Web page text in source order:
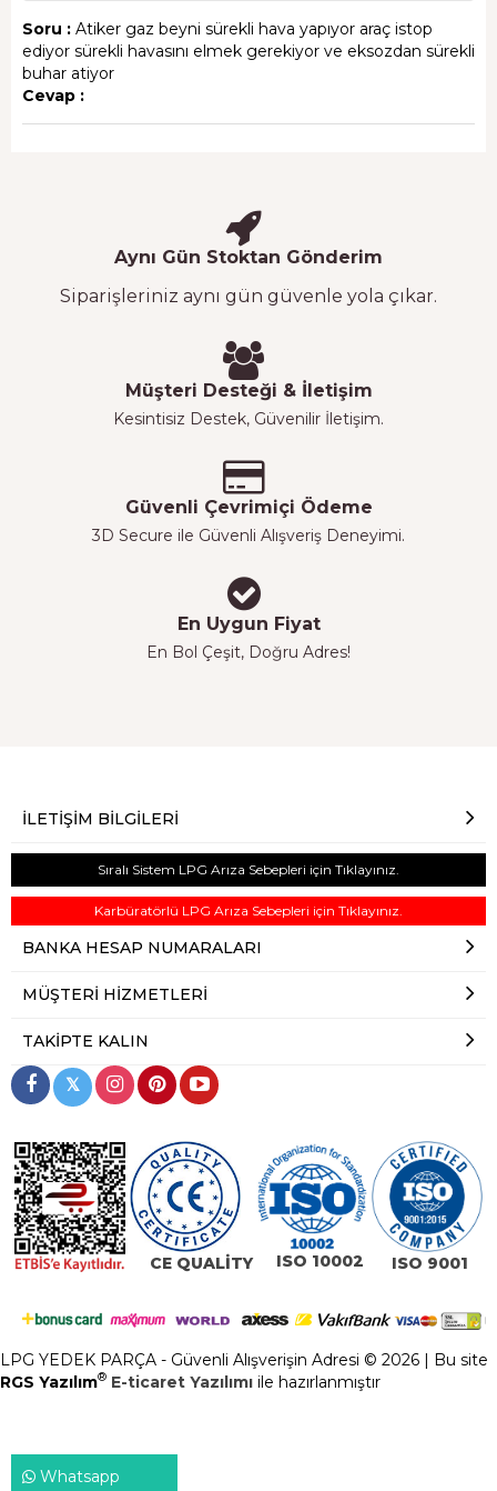
Soru : Atiker gaz beyni sürekli hava yapıyor araç istop
ediyor sürekli havasını elmek gerekiyor ve eksozdan sürekli
buhar atiyor
Cevap :
Aynı Gün Stoktan Gönderim
Siparişleriniz aynı gün güvenle yola çıkar.
Müşteri Desteği & İletişim
Kesintisiz Destek, Güvenilir İletişim.
Güvenli Çevrimiçi Ödeme
3D Secure ile Güvenli Alışveriş Deneyimi.
En Uygun Fiyat
En Bol Çeşit, Doğru Adres!
İLETIŞIM BILGILERI
Sıralı Sistem LPG Arıza Sebepleri için Tıklayınız.
Karbüratörlü LPG Arıza Sebepleri için Tıklayınız.
BANKA HESAP NUMARALARI
MÜŞTERI HIZMETLERI
TAKIPTE KALIN
𝕏
CE QUALİTY ISO 10002 ISO 9001
LPG YEDEK PARÇA - Güvenli Alışverişin Adresi © 2026 | Bu site
RGS Yazılım® E-ticaret Yazılımı ile hazırlanmıştır
Whatsapp